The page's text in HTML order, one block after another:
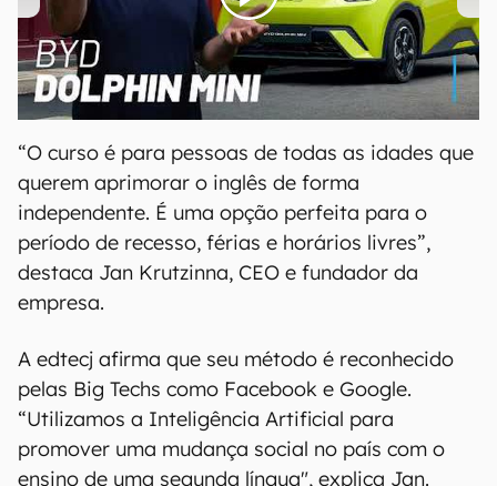
00:00/04:07
“O curso é para pessoas de todas as idades que
querem aprimorar o inglês de forma
independente. É uma opção perfeita para o
período de recesso, férias e horários livres”,
destaca Jan Krutzinna, CEO e fundador da
empresa.
A edtecj afirma que seu método é reconhecido
pelas Big Techs como Facebook e Google.
“Utilizamos a Inteligência Artificial para
promover uma mudança social no país com o
ensino de uma segunda língua", explica Jan.